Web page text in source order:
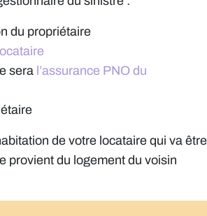
du propriétaire
sera l’assurance PNO du
de votre locataire qui va être
provient du logement du voisin